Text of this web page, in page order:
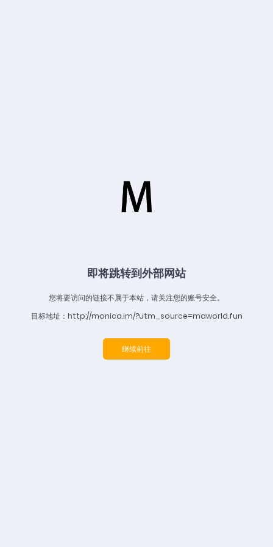
即将跳转到外部网站
您将要访问的链接不属于本站，请关注您的账号安全。
目标地址：http://monica.im/?utm_source=maworld.fun
继续前往